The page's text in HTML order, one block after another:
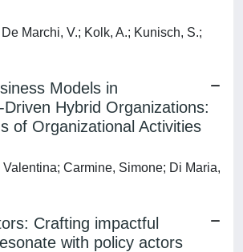
Marchi, V.; Kolk, A.; Kunisch, S.;
Models in
Driven Hybrid Organizations:
of Organizational Activities
Carmine, Simone; Di Maria,
Crafting impactful
with policy actors